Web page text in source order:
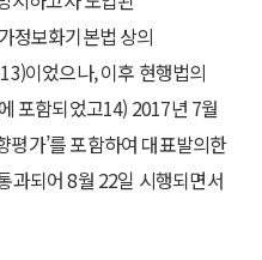
정보화기본법 상의
이었으나, 이후 현행법의
포함되었고14) 2017년 7월
평가’를 포함하여 대표발의한
과되어 8월 22일 시행되면서